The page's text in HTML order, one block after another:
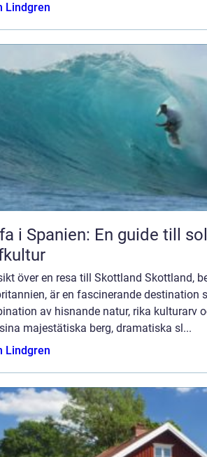
Lindgren
i Spanien: En guide till
över en resa till Skottland Skottland,
är en fascinerande destination
av hisnande natur, rika kulturarv
majestätiska berg, dramatiska sl...
Lindgren